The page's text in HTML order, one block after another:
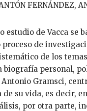
ANTÓN FERNÁNDEZ,
de
de los
biografía personal,
Gramsci,
su vida, es decir,
por otra parte,